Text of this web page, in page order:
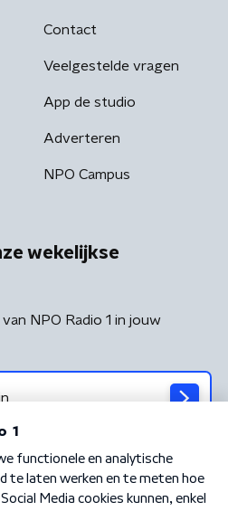
Contact
Veelgestelde vragen
App de studio
Adverteren
NPO Campus
wekelijkse
NPO Radio 1 in jouw